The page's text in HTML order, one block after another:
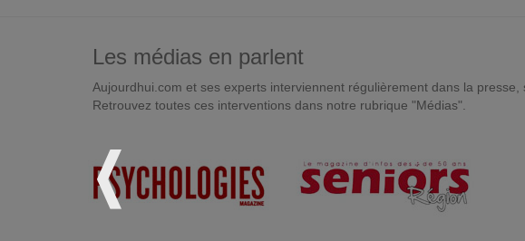
Les médias en parlent
Aujourdhui.com et ses experts interviennent régulièrement dans la
Retrouvez toutes ces interventions dans notre rubrique "Médias".